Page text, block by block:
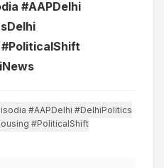
#AAPDelhi
#AAPDelhi #DelhiPolitics
#PoliticalShift